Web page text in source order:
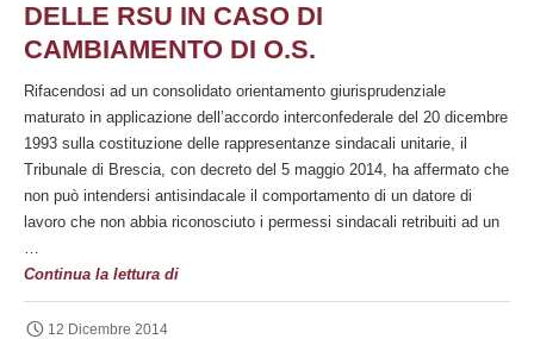
DELLE RSU IN CASO DI
CAMBIAMENTO DI O.S.
Rifacendosi ad un consolidato orientamento giurisprudenziale
maturato in applicazione dell’accordo interconfederale del 20 dicembre
1993 sulla costituzione delle rappresentanze sindacali unitarie, il
Tribunale di Brescia, con decreto del 5 maggio 2014, ha affermato che
non può intendersi antisindacale il comportamento di un datore di
lavoro che non abbia riconosciuto i permessi sindacali retribuiti ad un
…
Continua la lettura diDecadenza
del
12 Dicembre 2014